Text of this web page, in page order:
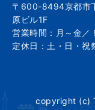
〒600-8494京都市
原ビル1F
営業時間：月～金
定休日：土・日・祝
copyright (c)